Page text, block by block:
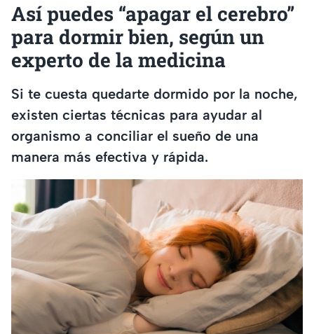
Así puedes “apagar el cerebro”
para dormir bien, según un
experto de la medicina
Si te cuesta quedarte dormido por la noche,
existen ciertas técnicas para ayudar al
organismo a conciliar el sueño de una
manera más efectiva y rápida.